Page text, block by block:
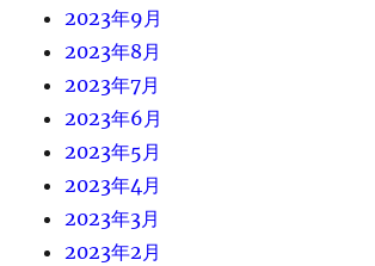
2023年9月
2023年8月
2023年7月
2023年6月
2023年5月
2023年4月
2023年3月
2023年2月